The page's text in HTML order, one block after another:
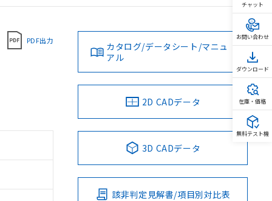
PDF出力
カタログ/データシート/マニュ
アル
2D CADデータ
3D CADデータ
該非判定見解書/項目別対比表
チャット
お問い合わせ
ダウンロード
在庫・価格
無料テスト機